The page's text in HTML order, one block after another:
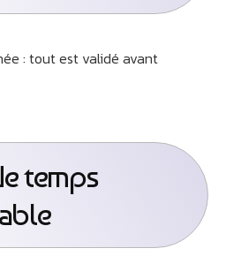
: tout est validé avant
temps